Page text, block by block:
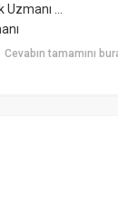
...
Cevabın tamamını